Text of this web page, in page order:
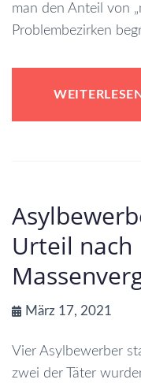
man den Anteil von
Problembezirken
WEITERLESEN
Urteil nach
März 17, 2021
Vier Asylbewerber
zwei der Täter